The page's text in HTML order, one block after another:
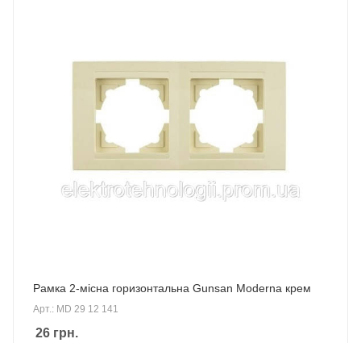
Рамка 2-місна горизонтальна Gunsan Moderna крем
Арт.: MD 29 12 141
26 грн.